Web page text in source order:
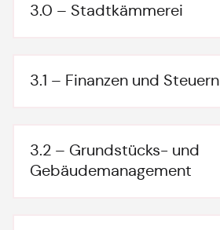
3.0 – Stadtkämmerei
3.1 – Finanzen und Steuern
3.2 – Grundstücks- und
Gebäudemanagement